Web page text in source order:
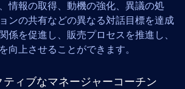
情報の取得、動機の強化、異議の処
ンの共有などの異なる対話目標を達成
係を促進し、販売プロセスを推進し、
向上させることができます。
ティブなマネージャーコーチン